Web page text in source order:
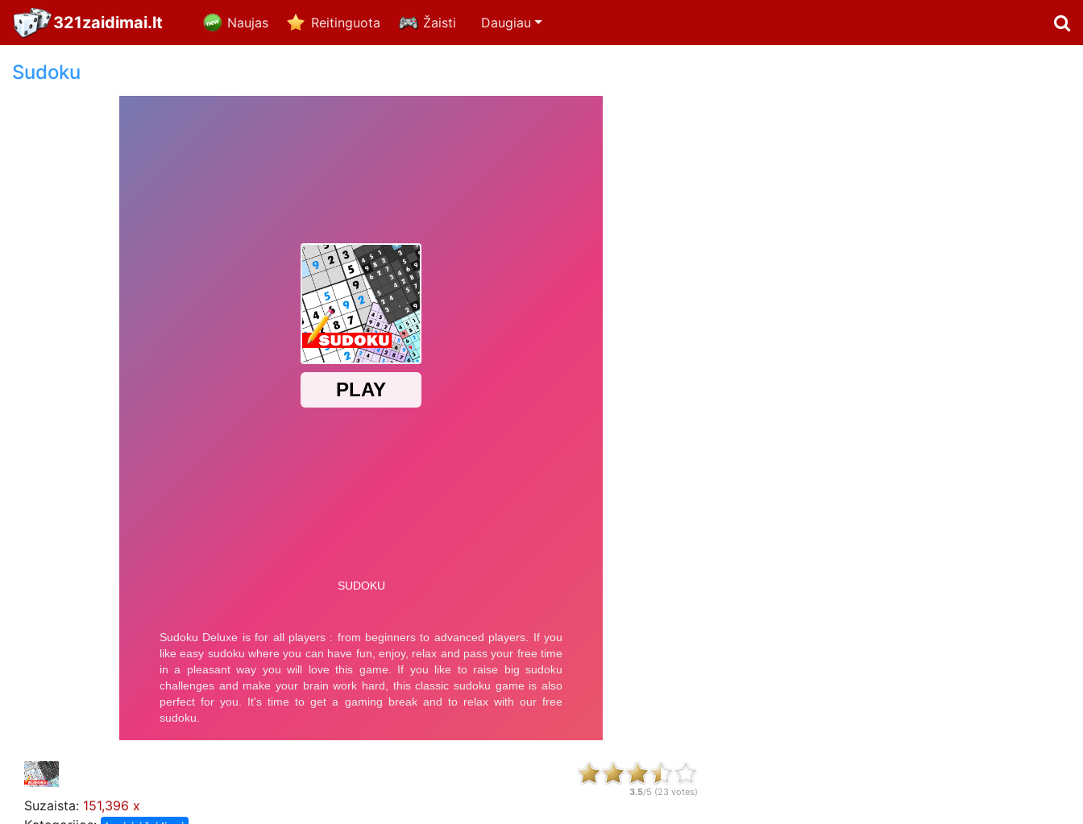
321zaidimai.lt Naujas Reitinguota Žaisti Daugiau
Sudoku
Suzaista: 151,396 x
3.5/5 (23 votes)